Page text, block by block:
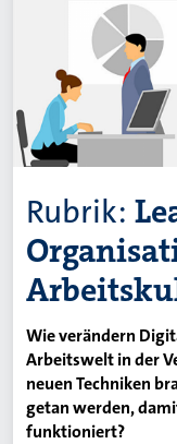
Rubrik:
Wie verändern
Arbeitswelt in der
neuen Techniken
getan werden,
funktioniert?